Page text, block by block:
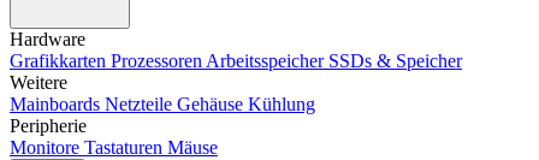
Hardware
Grafikkarten Prozessoren Arbeitsspeicher SSDs & Speicher
Weitere
Mainboards Netzteile Gehäuse Kühlung
Peripherie
Monitore Tastaturen Mäuse